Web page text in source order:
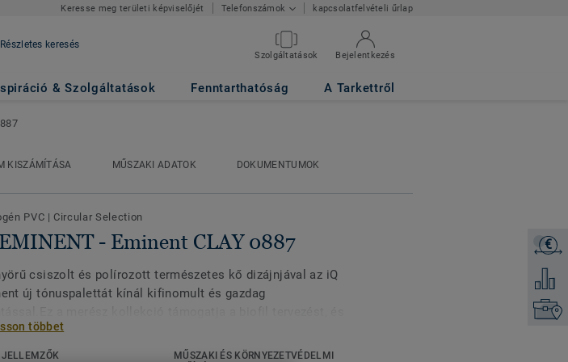
Keresse meg területi képviselőjét Telefonszámok kapcsolatfelvételi űrlap
Részletes keresés
Szolgáltatások Bejelentkezés
& Szolgáltatások Fenntarthatóság A Tarkettről
€
KISZÁMÍTÁSA MŰSZAKI ADATOK
DOKUMENTUMOK
PVC | Circular Selection
- Eminent CLAY 0887
csiszolt és polírozott természetes kő dizájnjával az iQ
új tónuspalettát kínál kifinomult és gazdag
teszi a különböző helyiségek, valamint terek
a jólét szem előtt tartásával. Ez az iQ termékcsalád
többet
JELLEMZŐK
MŰSZAKI ÉS KÖRNYEZETVÉDELMI